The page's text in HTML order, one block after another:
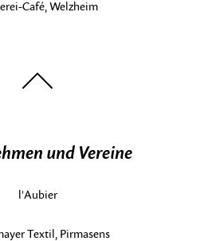
Café, Welzheim
und Vereine
l'Aubier
Textil, Pirmasens